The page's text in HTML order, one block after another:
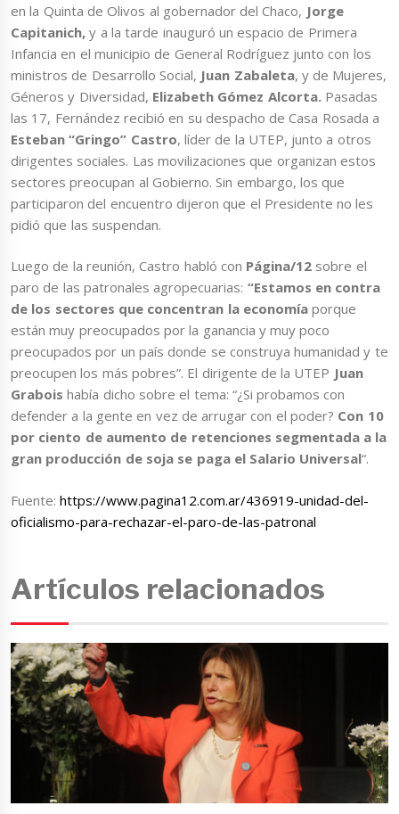
en la Quinta de Olivos al gobernador del Chaco, Jorge
Capitanich,y a la tarde inauguró un espacio de Primera
Infancia en el municipio de General Rodríguez junto con los
ministros de Desarrollo Social, Juan Zabaleta, y de Mujeres,
Géneros y Diversidad, Elizabeth Gómez Alcorta. Pasadas
las 17, Fernández recibió en su despacho de Casa Rosada a
Esteban “Gringo” Castro, líder de la UTEP, junto a otros
dirigentes sociales. Las movilizaciones que organizan estos
sectores preocupan al Gobierno. Sin embargo, los que
participaron del encuentro dijeron que el Presidente no les
pidió que las suspendan.
Luego de la reunión, Castro habló con Página/12 sobre el
paro de las patronales agropecuarias: “Estamos en contra
de los sectores que concentran la economíaporque
están muy preocupados por la ganancia y muy poco
preocupados por un país donde se construya humanidad y te
preocupen los más pobres”. El dirigente de la UTEP Juan
Grabois había dicho sobre el tema: “¿Si probamos con
defender a la gente en vez de arrugar con el poder? Con 10
por ciento de aumento de retenciones segmentada a la
gran producción de soja se paga el Salario Universal“.
Fuente:https://www.pagina12.com.ar/436919-unidad-del-
oficialismo-para-rechazar-el-paro-de-las-patronal
Artículos relacionados